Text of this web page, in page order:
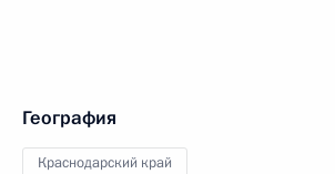
География
Краснодарский край